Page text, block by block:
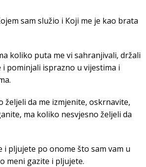
sam služio i Кoji me je kao brata
koliko puta me vi sahranjivali, držali
pominjali isprazno u vijestima i
željeli da me izmjenite, oskrnavite,
ma koliko nesvjesno željeli da
i pljujete po onome što sam vam u
meni gazite i pljujete.